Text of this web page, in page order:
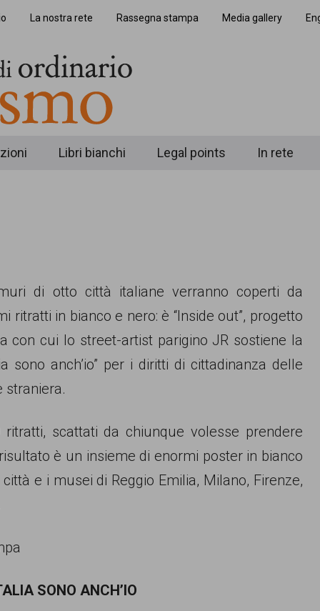
La nostra rete Rassegna stampa Media gallery
Libri bianchi Legal points In rete
di otto città italiane verranno coperti da
ritratti in bianco e nero: è “Inside out”, progetto
con cui lo street-artist parigino JR sostiene la
sono anch’io” per i diritti di cittadinanza delle
straniera.
scattati da chiunque volesse prendere
è un insieme di enormi poster in bianco
e i musei di Reggio Emilia, Milano, Firenze,
SONO ANCH’IO